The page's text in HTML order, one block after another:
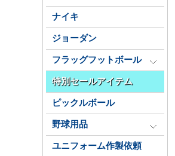
ナイキ
ジョーダン
フラッグフットボール
特別セールアイテム
ピックルボール
野球用品
ユニフォーム作製依頼